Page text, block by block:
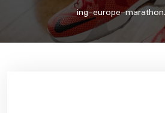
ing-europe-